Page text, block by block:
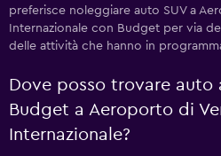
preferisce noleggiare auto SUV a
Internazionale con Budget per via
delle attività che hanno in
Dove posso trovare auto
Budget a Aeroporto di
Internazionale?